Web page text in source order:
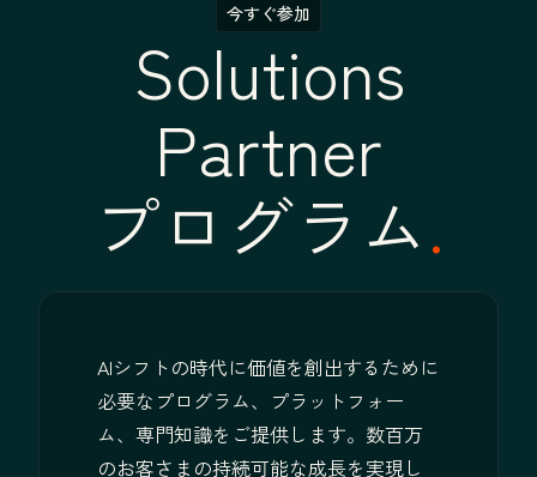
今すぐ参加
Solutions
Partner
プログラム
AIシフトの時代に価値を創出するために
必要なプログラム、プラットフォー
ム、専門知識をご提供します。数百万
のお客さまの持続可能な成長を実現し